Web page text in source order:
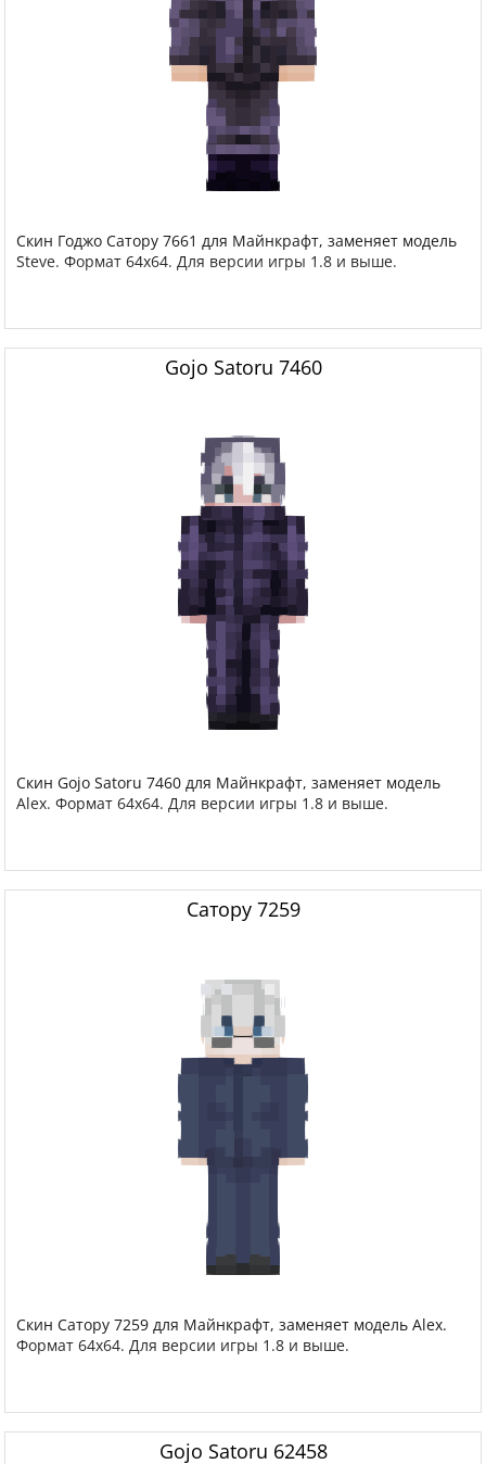
Скин Годжо Сатору 7661 для Майнкрафт, заменяет модель
Steve. Формат 64x64. Для версии игры 1.8 и выше.
Gojo Satoru 7460
Скин Gojo Satoru 7460 для Майнкрафт, заменяет модель
Alex. Формат 64x64. Для версии игры 1.8 и выше.
Сатору 7259
Скин Сатору 7259 для Майнкрафт, заменяет модель Alex.
Формат 64x64. Для версии игры 1.8 и выше.
Gojo Satoru 62458